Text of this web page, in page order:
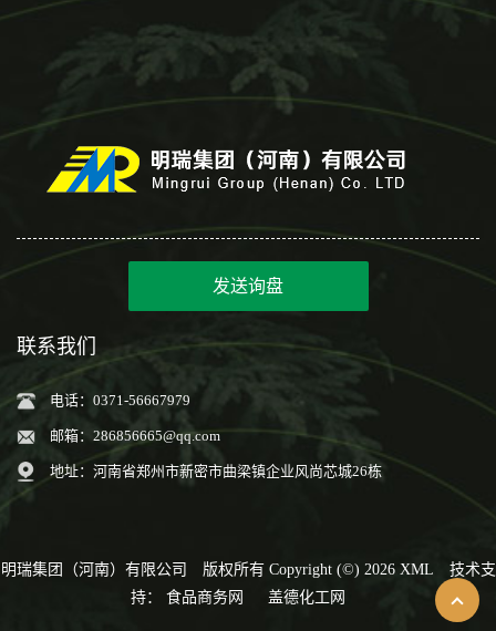
发送询盘
联系我们
电话：0371-56667979
邮箱： 286856665@qq.com
地址：河南省郑州市新密市曲梁镇企业风尚芯城26栋
明瑞集团（河南）有限公司 版权所有 Copyright (©) 2026 XML
技术支
持： 食品商务网 盖德化工网